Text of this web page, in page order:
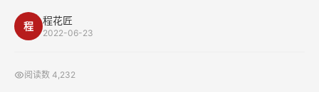
倍，
程 程花匠
2022-06-23
阅读数 4,232